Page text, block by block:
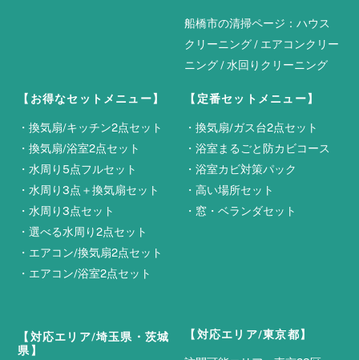
船橋市の清掃ページ：ハウス
クリーニング/ エアコンクリー
ニング/水回りクリーニング
【お得なセットメニュー】
・換気扇/キッチン2点セット
・換気扇/浴室2点セット
・水周り5点フルセット
・水周り3点＋換気扇セット
・水周り3点セット
・選べる水周り2点セット
・ エアコン/換気扇2点セット
・ エアコン/浴室2点セット
【対応エリア/埼玉県・茨城
県】
【定番セットメニュー】
・換気扇/ガス台2点セット
・浴室まるごと防カビコース
・浴室カビ対策パック
・高い場所セット
・ 窓・ベランダセット
【対応エリア/東京都】